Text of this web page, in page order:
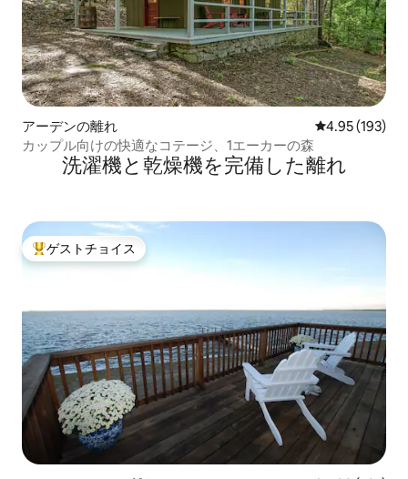
アーデンの離れ レビュー193
4.95 (193)
カップル向けの快適なコテージ、1エーカーの森
洗濯機と乾燥機を完備した離れ
大好評のゲストチョイスです。
ゲストチョイス